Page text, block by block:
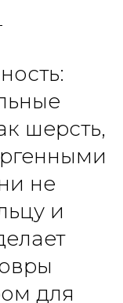
шерсть,
не
и
для